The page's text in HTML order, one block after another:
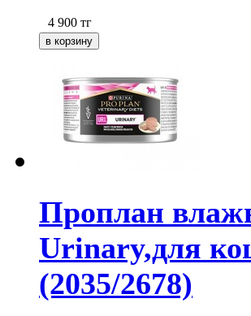
4 900 тг
Проплан
Urinary,для
(2035/2678)